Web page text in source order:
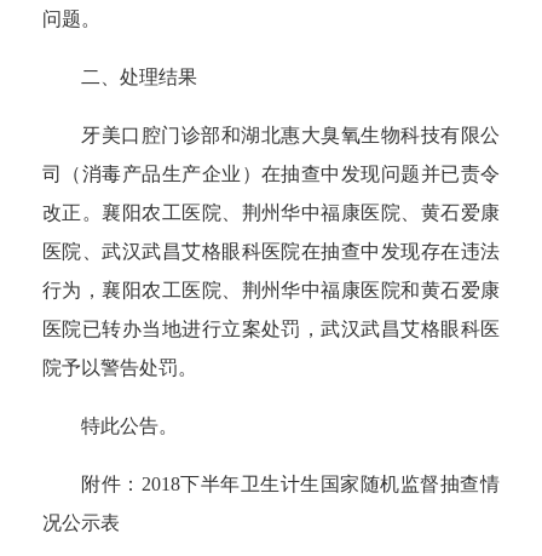
问题。
二、处理结果
牙美口腔门诊部和湖北惠大臭氧生物科技有限公
司（消毒产品生产企业）在抽查中发现问题并已责令
改正。襄阳农工医院、荆州华中福康医院、黄石爱康
医院、武汉武昌艾格眼科医院在抽查中发现存在违法
行为，襄阳农工医院、荆州华中福康医院和黄石爱康
医院已转办当地进行立案处罚，武汉武昌艾格眼科医
院予以警告处罚。
特此公告。
附件：2018下半年卫生计生国家随机监督抽查情
况公示表